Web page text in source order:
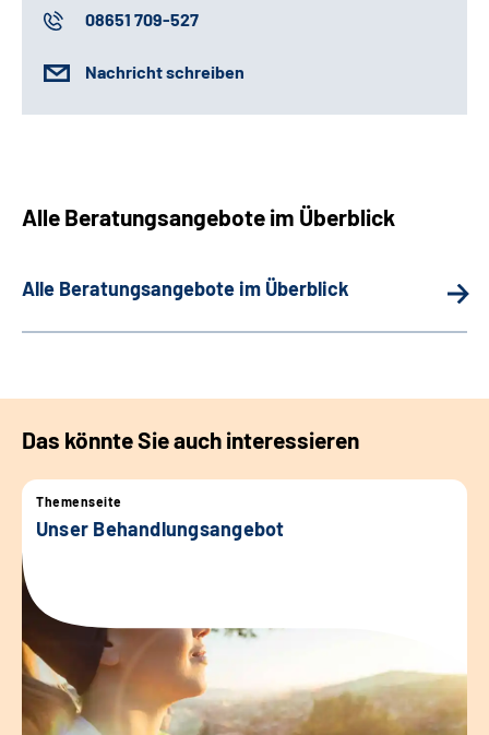
08651 709-527
Nachricht schreiben
Alle Beratungsangebote im Überblick
Alle Beratungsangebote im Überblick
Das könnte Sie auch interessieren
Themenseite
Unser Behandlungsangebot